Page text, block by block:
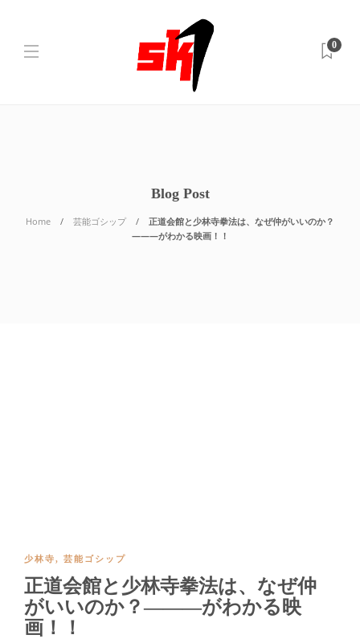
0
Blog Post
Home 芸能ゴシップ
正道会館と少林寺拳法は、なぜ仲がいいのか？
―――がわかる映画！！
少林寺, 芸能ゴシップ
正道会館と少林寺拳法は、なぜ仲
がいいのか？―――がわかる映
画！！